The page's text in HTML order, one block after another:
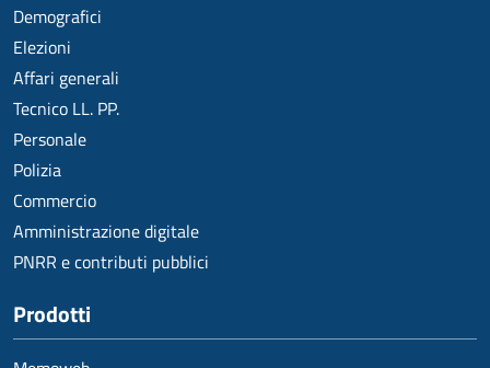
Demografici
Elezioni
Affari generali
Tecnico LL. PP.
Personale
Polizia
Commercio
Amministrazione digitale
PNRR e contributi pubblici
Prodotti